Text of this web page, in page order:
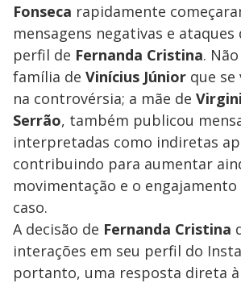
Fonseca rapidamente
mensagens negativas e
perfil de Fernanda Cristina.
família de Vinícius Júnior que se
na controvérsia; a mãe de
Serrão, também publicou
interpretadas como indiretas
contribuindo para aumentar
movimentação e o
caso.
A decisão de Fernanda Cristina
interações em seu perfil do
portanto, uma resposta direta à